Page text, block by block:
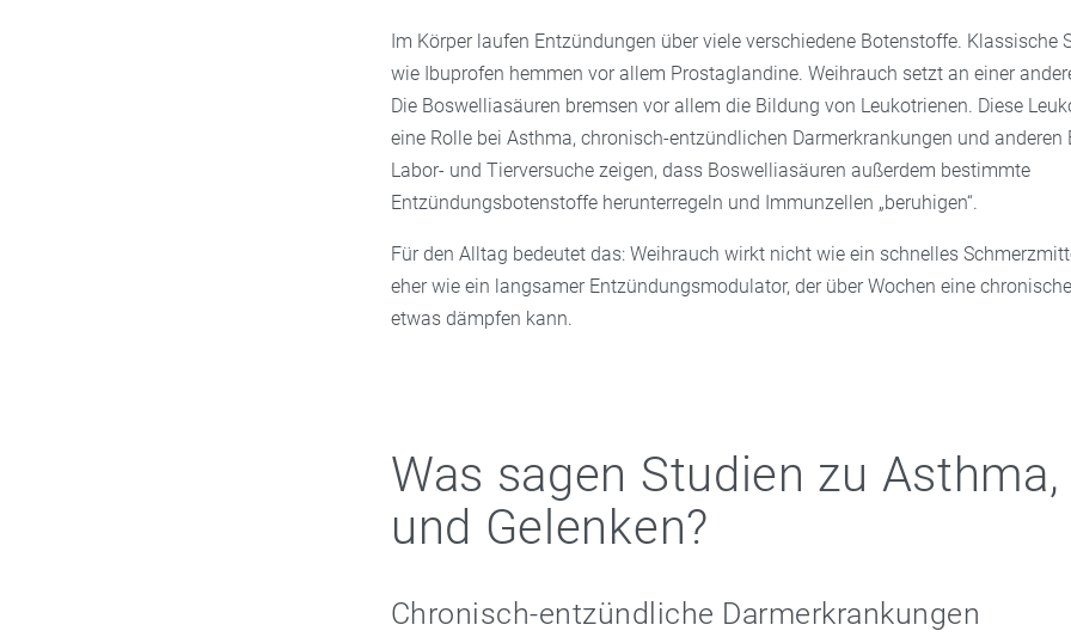
Im Körper laufen Entzündungen über viele verschiedene Botenstoffe. Klassische
wie Ibuprofen hemmen vor allem Prostaglandine. Weihrauch setzt an einer
Die Boswelliasäuren bremsen vor allem die Bildung von Leukotrienen. Diese
eine Rolle bei Asthma, chronisch-entzündlichen Darmerkrankungen und anderen
Labor- und Tierversuche zeigen, dass Boswelliasäuren außerdem bestimmte
Entzündungsbotenstoffe herunterregeln und Immunzellen „beruhigen“.
Für den Alltag bedeutet das: Weihrauch wirkt nicht wie ein schnelles
eher wie ein langsamer Entzündungsmodulator, der über Wochen eine
etwas dämpfen kann.
Was sagen Studien zu
und Gelenken?
Chronisch-entzündliche Darmerkrankungen